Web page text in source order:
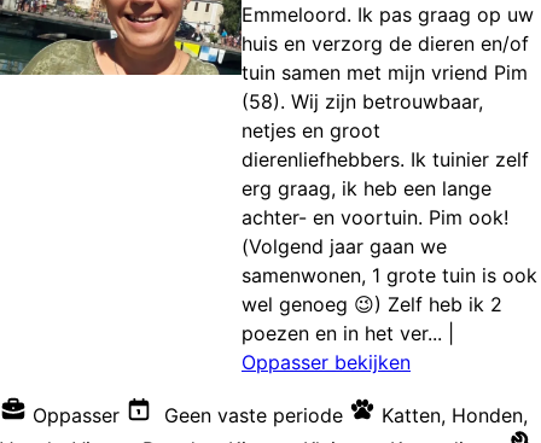
Emmeloord. Ik pas graag op uw
huis en verzorg de dieren en/of
tuin samen met mijn vriend Pim
(58). Wij zijn betrouwbaar,
netjes en groot
dierenliefhebbers. Ik tuinier zelf
erg graag, ik heb een lange
achter- en voortuin. Pim ook!
(Volgend jaar gaan we
samenwonen, 1 grote tuin is ook
wel genoeg 😉) Zelf heb ik 2
poezen en in het ver...
Oppasser bekijken
Oppasser Geen vaste periode Katten, Honden,